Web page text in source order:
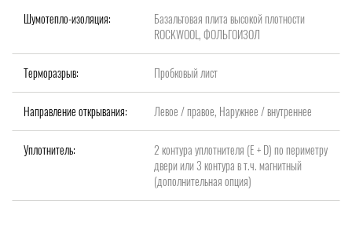
Шумотепло-изоляция:
Базальтовая плита высокой плотности
ROCKWOOL, ФОЛЬГОИЗОЛ
Терморазрыв: Пробковый лист
Направление открывания: Левое / правое, Наружнее / внутреннее
Уплотнитель:
2 контура уплотнителя (Е + D) по периметру
двери или 3 контура в т.ч. магнитный
(дополнительная опция)